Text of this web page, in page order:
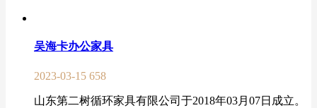
吴海卡办公家具
2023-03-15 658
山东第二树循环家具有限公司于2018年03月07日成立。